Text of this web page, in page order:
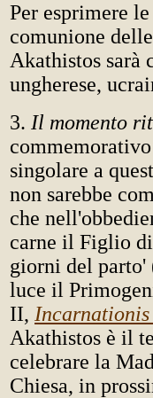
Per esprimere
comunione
Akathistos sarà
ungherese,
3. Il momento
singolare a
non sarebbe
che
carne il Figlio
giorni del parto'
luce il
II,
Akathistos è il
celebrare la
Chiesa, in